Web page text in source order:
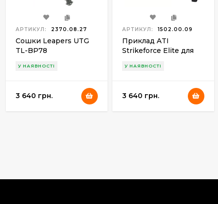
АРТИКУЛ: 2370.08.27
Сошки Leapers UTG
TL-BP78
У НАЯВНОСТІ
3 640 грн.
АРТИКУЛ: 1502.00.09
Приклад ATI
Strikeforce Elite для
ствольная коробка)
У НАЯВНОСТІ
3 640 грн.